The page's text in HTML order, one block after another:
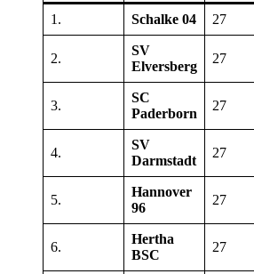
1. Schalke 04 27
2.
SV
Elversberg
27
3.
SC
Paderborn
27
4.
SV
Darmstadt
27
5.
Hannover
96
27
6.
Hertha
BSC
27